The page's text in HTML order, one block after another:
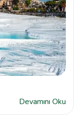
Devamını Oku